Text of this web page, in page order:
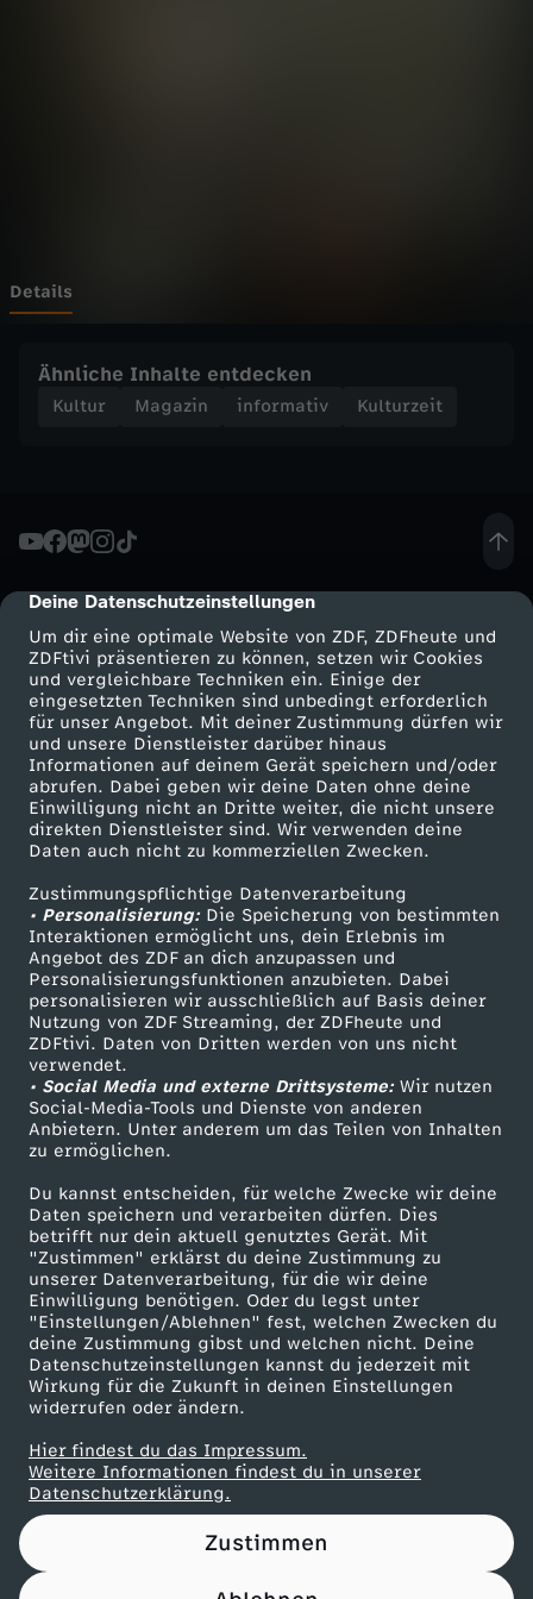
cmp-dialog-description
Deine Datenschutzeinstellungen
Um dir eine optimale Website von ZDF, ZDFheute und
ZDFtivi präsentieren zu können, setzen wir Cookies
und vergleichbare Techniken ein. Einige der
eingesetzten Techniken sind unbedingt erforderlich
für unser Angebot. Mit deiner Zustimmung dürfen wir
und unsere Dienstleister darüber hinaus
Informationen auf deinem Gerät speichern und/oder
abrufen. Dabei geben wir deine Daten ohne deine
Einwilligung nicht an Dritte weiter, die nicht unsere
direkten Dienstleister sind. Wir verwenden deine
Daten auch nicht zu kommerziellen Zwecken.
Zustimmungspflichtige Datenverarbeitung
• Personalisierung:Die Speicherung von bestimmten
Interaktionen ermöglicht uns, dein Erlebnis im
Angebot des ZDF an dich anzupassen und
Personalisierungsfunktionen anzubieten. Dabei
personalisieren wir ausschließlich auf Basis deiner
Nutzung von ZDF Streaming, der ZDFheute und
ZDFtivi. Daten von Dritten werden von uns nicht
verwendet.
• Social Media und externe Drittsysteme:Wir nutzen
Social-Media-Tools und Dienste von anderen
Anbietern. Unter anderem um das Teilen von Inhalten
zu ermöglichen.
Du kannst entscheiden, für welche Zwecke wir deine
Daten speichern und verarbeiten dürfen. Dies
betrifft nur dein aktuell genutztes Gerät. Mit
"Zustimmen" erklärst du deine Zustimmung zu
unserer Datenverarbeitung, für die wir deine
Einwilligung benötigen. Oder du legst unter
"Einstellungen/Ablehnen" fest, welchen Zwecken du
deine Zustimmung gibst und welchen nicht. Deine
Datenschutzeinstellungen kannst du jederzeit mit
Wirkung für die Zukunft in deinen Einstellungen
widerrufen oder ändern.
Hier findest du das Impressum.
Weitere Informationen findest du in unserer
Datenschutzerklärung.
Zustimmen
e
t
e
i
t
e
P
r
o
t
e
s
t
e
d
e
r
G
e
n
Details
Ähnliche Inhalte entdecken
Kultur Magazin informativ Kulturzeit
Mehr ZDF
ZDF-Apps
Smart TV
ZDFtext
Livestreams
Sendungen A-Z
TV-Programm
Service
ZDFmitreden
Kontakt zum ZDF
Tickets
Zuschauerservice
Hilfe
ZDF Unternehmen
Karriere
ZDF goes Schule
Werbefernsehen
Mainzelmännchen
Partner